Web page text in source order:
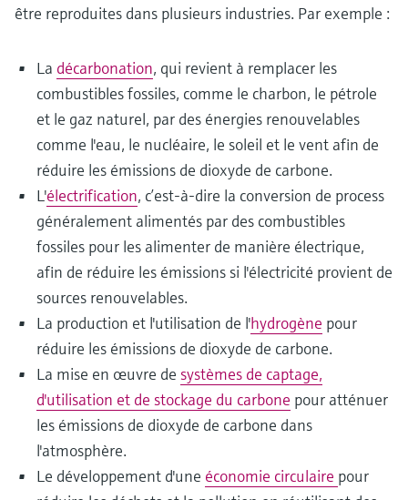
être reproduites dans plusieurs industries. Par exemple :
La décarbonation, qui revient à remplacer les
combustibles fossiles, comme le charbon, le pétrole
et le gaz naturel, par des énergies renouvelables
comme l'eau, le nucléaire, le soleil et le vent afin de
réduire les émissions de dioxyde de carbone.
L'électrification, c’est-à-dire la conversion de process
généralement alimentés par des combustibles
fossiles pour les alimenter de manière électrique,
afin de réduire les émissions si l'électricité provient de
sources renouvelables.
La production et l'utilisation de l'hydrogène pour
réduire les émissions de dioxyde de carbone.
La mise en œuvre de systèmes de captage,
d'utilisation et de stockage du carbone pour atténuer
les émissions de dioxyde de carbone dans
l'atmosphère.
Le développement d'une économie circulaire pour